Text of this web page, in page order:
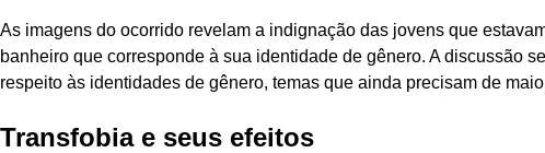
As imagens do ocorrido revelam a indignação das jovens que
banheiro que corresponde à sua identidade de gênero. A discussão
respeito às identidades de gênero, temas que ainda precisam de
Transfobia e seus efeitos